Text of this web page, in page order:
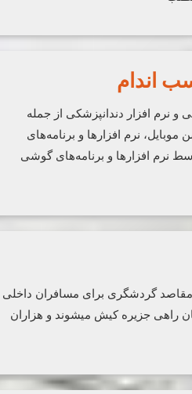
اندام
و نرم افزار دندانپزشکی از جمله
نرم افزارها و برنامه‌های
نرم افزارها و برنامه‌های گوشی
گردشگری برای مسافران داخلی
راهی جزیره کیش میشوند و هزاران